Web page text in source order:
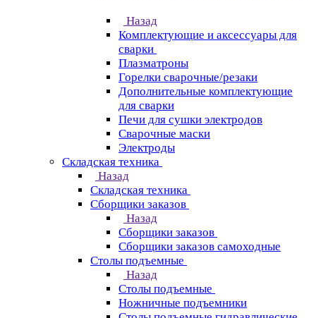
Назад
Комплектующие и аксессуары для
сварки
Плазматроны
Горелки сварочные/резаки
Дополнительные комплектующие
для сварки
Печи для сушки электродов
Сварочные маски
Электроды
Складская техника
Назад
Складская техника
Сборщики заказов
Назад
Сборщики заказов
Сборщики заказов самоходные
Столы подъемные
Назад
Столы подъемные
Ножничные подъемники